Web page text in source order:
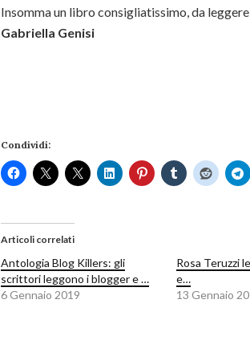
Insomma un libro consigliatissimo, da
Gabriella Genisi
Condividi:
Articoli correlati
Antologia Blog Killers: gli
scrittori leggono i blogger e …
6 Gennaio 2019
Rosa Teruzzi
e…
13 Gennaio